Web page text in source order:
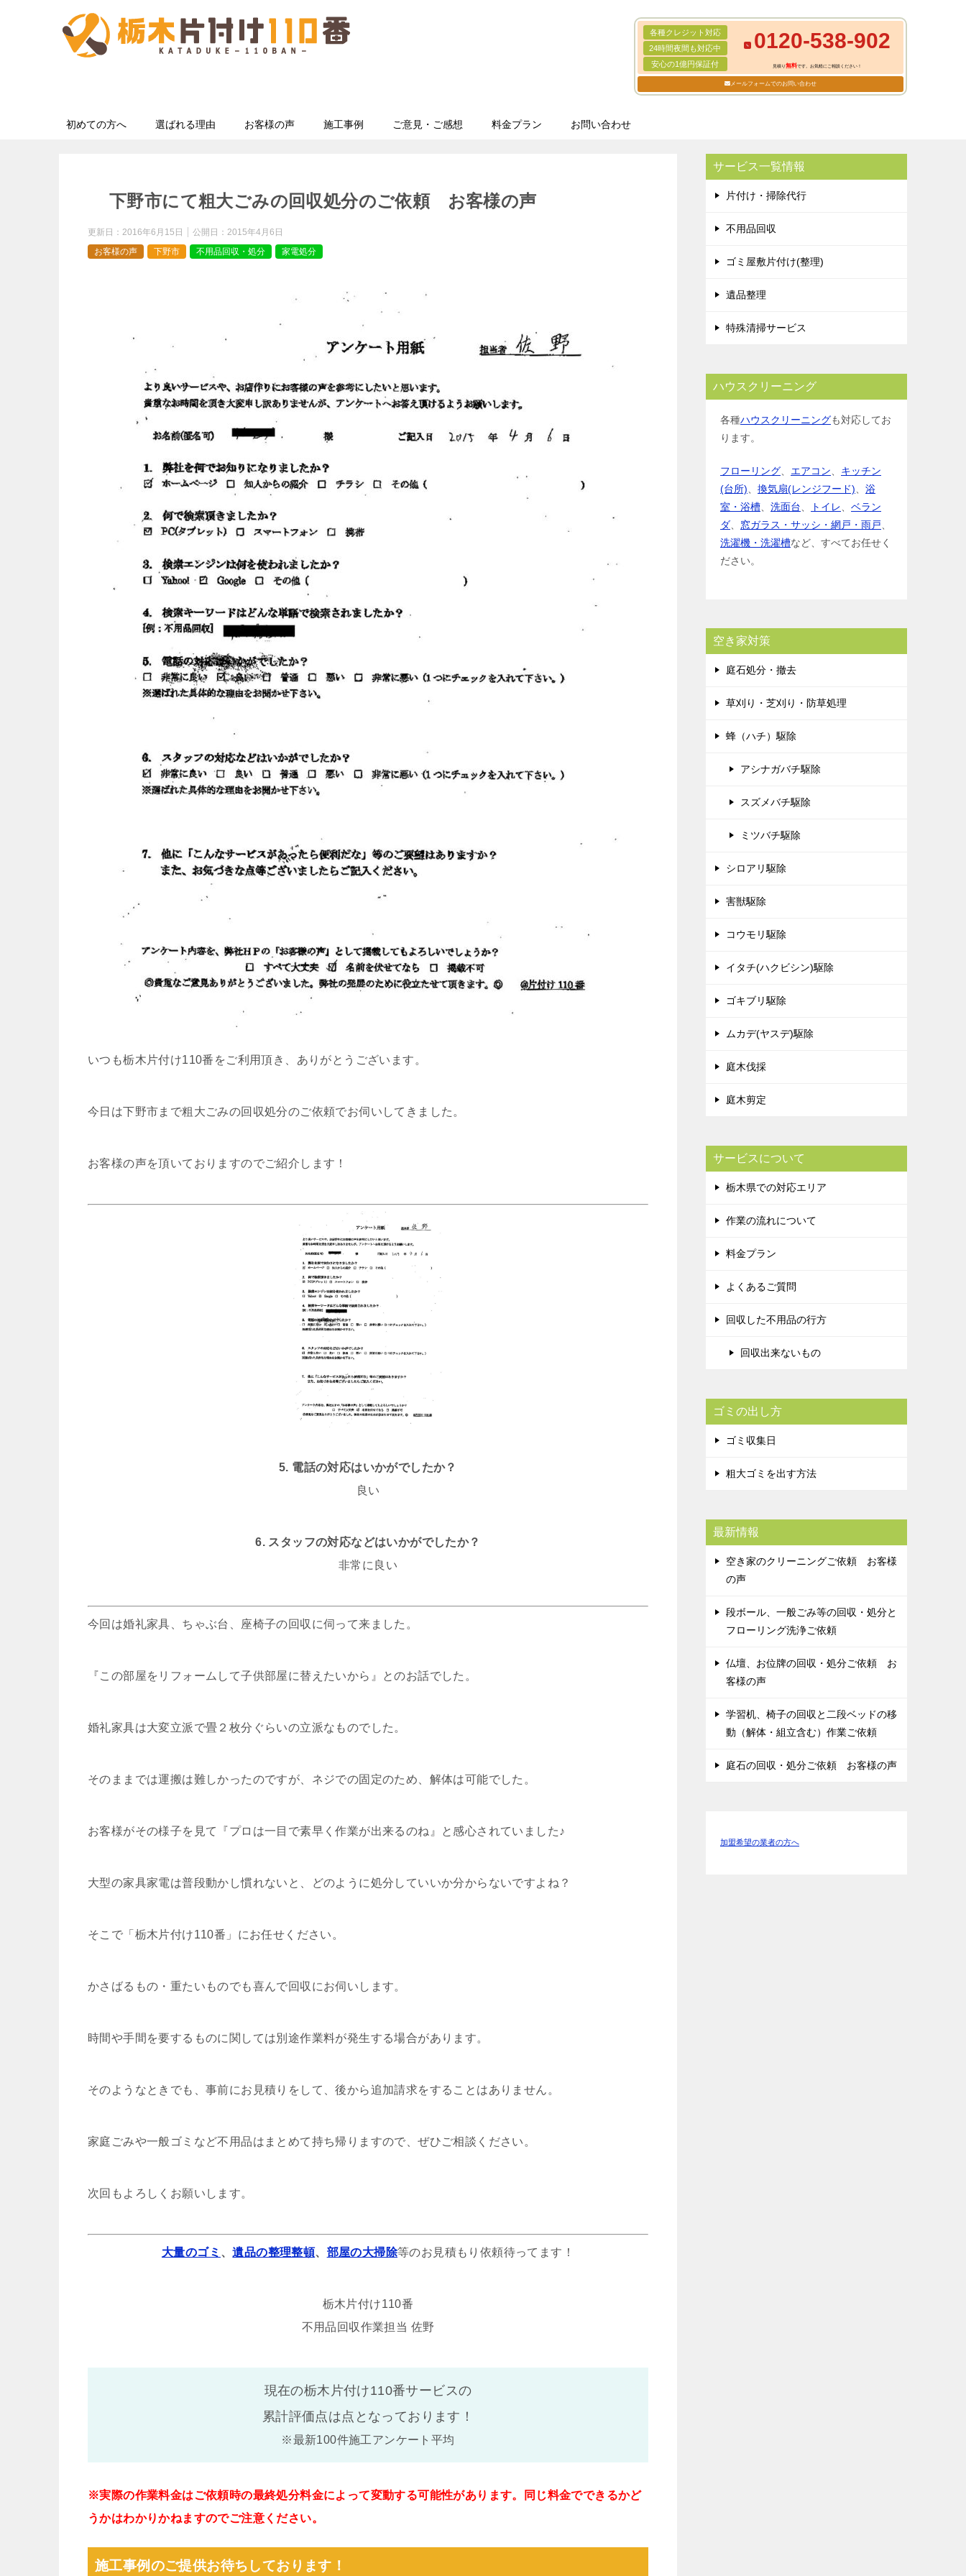
各種クレジット対応
24時間夜間も対応中
安心の1億円保証付
0120-538-902
見積り無料です。お気軽にご相談ください！
メールフォームでのお問い合わせ
初めての方へ 選ばれる理由 お客様の声 施工事例 ご意見・ご感想 料金プラン お問い合わせ
下野市にて粗大ごみの回収処分のご依頼 お客様の声
更新日： 2016年6月15日 公開日： 2015年4月6日
お客様の声
下野市 不用品回収・処分 家電処分
いつも栃木片付け110番をご利用頂き、ありがとうございます。
今日は下野市まで粗大ごみの回収処分のご依頼でお伺いしてきました。
お客様の声を頂いておりますのでご紹介します！
5. 電話の対応はいかがでしたか？
良い
6. スタッフの対応などはいかがでしたか？
非常に良い
今回は婚礼家具、ちゃぶ台、座椅子の回収に伺って来ました。
『この部屋をリフォームして子供部屋に替えたいから』とのお話でした。
婚礼家具は大変立派で畳２枚分ぐらいの立派なものでした。
そのままでは運搬は難しかったのですが、ネジでの固定のため、解体は可能でした。
お客様がその様子を見て『プロは一目で素早く作業が出来るのね』と感心されていました♪
大型の家具家電は普段動かし慣れないと、どのように処分していいか分からないですよね？
そこで「栃木片付け110番」にお任せください。
かさばるもの・重たいものでも喜んで回収にお伺いします。
時間や手間を要するものに関しては別途作業料が発生する場合があります。
そのようなときでも、事前にお見積りをして、後から追加請求をすることはありません。
家庭ごみや一般ゴミなど不用品はまとめて持ち帰りますので、ぜひご相談ください。
次回もよろしくお願いします。
大量のゴミ 、遺品の整理整頓、 部屋の大掃除等のお見積もり依頼待ってます！
栃木片付け110番
不用品回収作業担当 佐野
現在の栃木片付け110番サービスの
累計評価点は点となっております！
※最新100件施工アンケート平均
※実際の作業料金はご依頼時の最終処分料金によって変動する可能性があります。同じ料金でできるかど
うかはわかりかねますのでご注意ください。
施工事例のご提供お待ちしております！
サービス一覧情報
片付け・掃除代行
不用品回収
ゴミ屋敷片付け(整理)
遺品整理
特殊清掃サービス
ハウスクリーニング
各種ハウスクリーニングも対応してお
ります。
フローリング エアコン
キッチン
(台所)
換気扇(レンジフード)
浴
室・浴槽
洗面台 トイレ
ベラン
ダ
窓ガラス・サッシ・網戸・雨戸
洗濯機・洗濯槽など、すべてお任せく
ださい。
空き家対策
庭石処分・撤去
草刈り・芝刈り・防草処理
蜂（ハチ）駆除
アシナガバチ駆除
スズメバチ駆除
ミツバチ駆除
シロアリ駆除
害獣駆除
コウモリ駆除
イタチ(ハクビシン)駆除
ゴキブリ駆除
ムカデ(ヤスデ)駆除
庭木伐採
庭木剪定
サービスについて
栃木県での対応エリア
作業の流れについて
料金プラン
よくあるご質問
回収した不用品の行方
回収出来ないもの
ゴミの出し方
ゴミ収集日
粗大ゴミを出す方法
最新情報
空き家のクリーニングご依頼 お客様
の声
段ボール、一般ごみ等の回収・処分と
フローリング洗浄ご依頼
仏壇、お位牌の回収・処分ご依頼 お
客様の声
学習机、椅子の回収と二段ベッドの移
動（解体・組立含む）作業ご依頼
庭石の回収・処分ご依頼 お客様の声
加盟希望の業者の方へ